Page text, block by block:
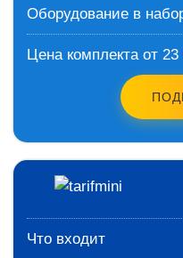
Оборудование в
Цена комплекта от 23
Что входит